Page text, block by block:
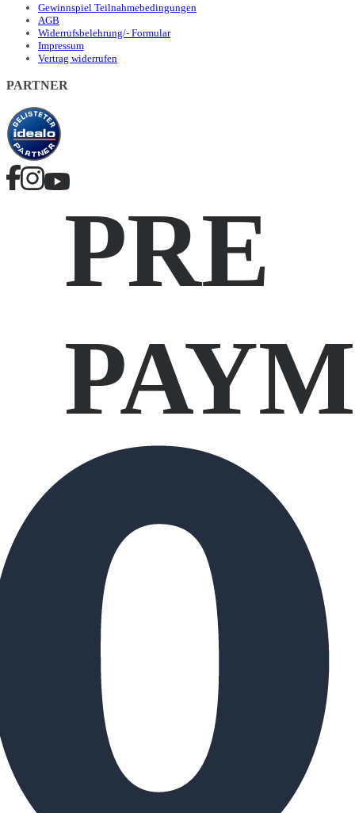
Gewinnspiel Teilnahmebedingungen
AGB
Widerrufsbelehrung/- Formular
Impressum
Vertrag widerrufen
PARTNER